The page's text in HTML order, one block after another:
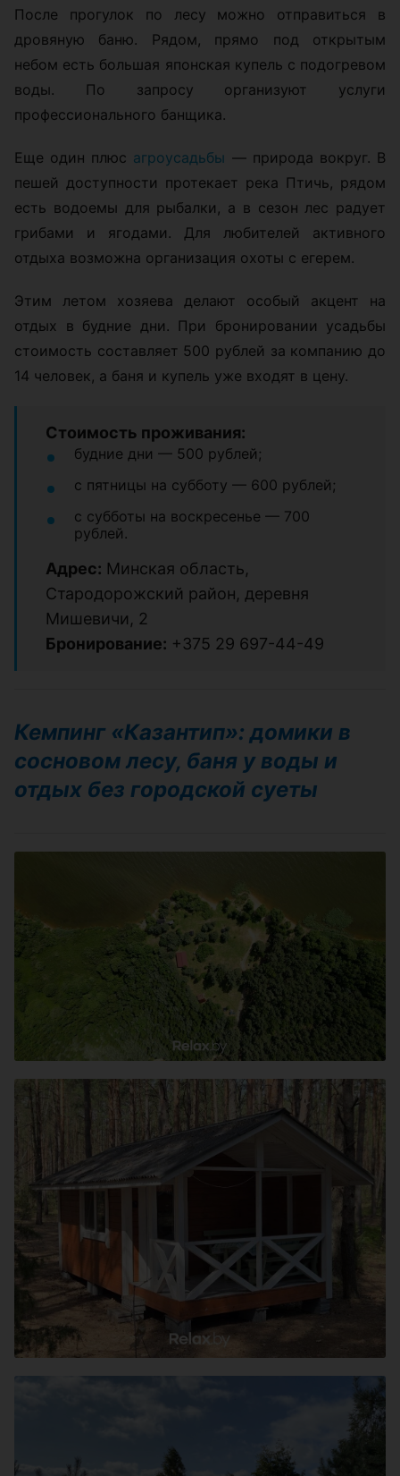
После прогулок по лесу можно отправиться в
дровяную баню. Рядом, прямо под открытым
небом есть большая японская купель с подогревом
воды. По запросу организуют услуги
профессионального банщика.
Еще один плюс агроусадьбы — природа вокруг. В
пешей доступности протекает река Птичь, рядом
есть водоемы для рыбалки, а в сезон лес радует
грибами и ягодами. Для любителей активного
отдыха возможна организация охоты с егерем.
Этим летом хозяева делают особый акцент на
отдых в будние дни. При бронировании усадьбы
стоимость составляет 500 рублей за компанию до
14 человек, а баня и купель уже входят в цену.
Стоимость проживания:
будние дни — 500 рублей;
с пятницы на субботу — 600 рублей;
с субботы на воскресенье — 700
рублей.
Адрес: Минская область,
Стародорожский район, деревня
Мишевичи, 2
Бронирование: +375 29 697-44-49
Кемпинг «Казантип»: домики в
сосновом лесу, баня у воды и
отдых без городской суеты